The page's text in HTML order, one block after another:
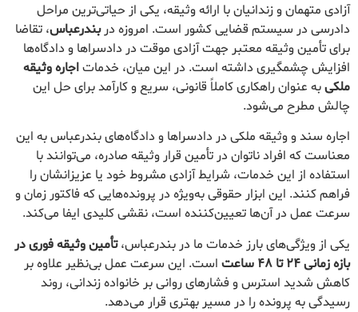
آزادی متهمان و زندانیان با ارائه وثیقه، یکی از حیاتی‌ترین مراحل
دادرسی در سیستم قضایی کشور است. امروزه دربندرعباس، تقاضا
برای تأمین وثیقه معتبر جهت آزادی موقت در دادسراها و دادگاه‌ها
افزایش چشمگیری داشته است. در این میان، خدماتاجاره وثیقه
ملکیبه عنوان راهکاری کاملاً قانونی، سریع و کارآمد برای حل این
چالش مطرح می‌شود.
اجاره سند و وثیقه ملکی در دادسراها و دادگاه‌های بندرعباس به این
معناست که افراد ناتوان در تأمین قرار وثیقه صادره، می‌توانند با
استفاده از این خدمات، شرایط آزادی مشروط خود یا عزیزانشان را
فراهم کنند. این ابزار حقوقی به‌ویژه در پرونده‌هایی که فاکتور زمان و
سرعت عمل در آن‌ها تعیین‌کننده است، نقشی کلیدی ایفا می‌کند.
یکی از ویژگی‌های بارز خدمات ما در بندرعباس،تأمین وثیقه فوری در
بازه زمانی ۲۴ تا ۴۸ ساعت
است. این سرعت عمل بی‌نظیر علاوه بر
کاهش شدید استرس و فشارهای روانی بر خانواده زندانی، روند
رسیدگی به پرونده را در مسیر بهتری قرار می‌دهد.